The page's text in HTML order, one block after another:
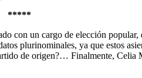
*****
con un cargo de elección
plurinominales, ya que estos
de origen?… Finalmente, Celia